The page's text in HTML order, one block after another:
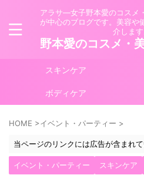
アラサ―女子野本愛のコスメ
が中心のブログです。美容や
介します
野本愛のコスメ・
スキンケア
ボディケア
HOME >イベント・パーティー >
当ページのリンクには広告が含まれて
イベント・パーティー スキンケア